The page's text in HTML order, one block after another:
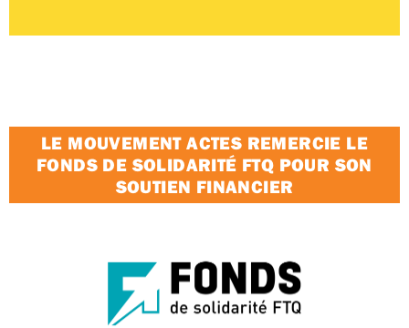
LE MOUVEMENT ACTES REMERCIE LE
FONDS DE SOLIDARITÉ FTQ POUR SON
SOUTIEN FINANCIER